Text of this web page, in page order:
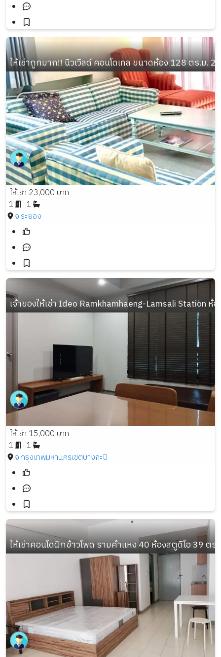
ให้เช่าถูกมาก!! นิวเวิลด์ คอนโดเทล ขนาดห้อง 128 ตร.ม.
ให้เช่า 23,000 บาท
1
1
จ.ระยอง
เจ้าของให้เช่า Ideo Ramkhamhaeng-Lamsali Station
ให้เช่า 15,000 บาท
1
1
จ.กรุงเทพมหานครเขตบางกะปิ
ให้เช่าคอนโดฝักข้าวโพด รามคำแหง 40 ห้องสตูดิโอ 39 ต